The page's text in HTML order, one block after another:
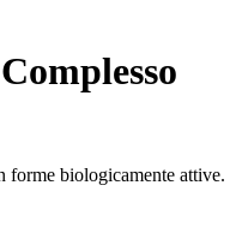
forme biologicamente attive.